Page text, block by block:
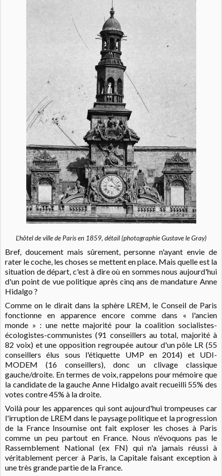
L'hôtel de ville de Paris en 1859, détail (photographie Gustave le Gray)
Bref, doucement mais sûrement, personne n'ayant envie de
rater le coche, les choses se mettent en place. Mais quelle est la
situation de départ, c'est à dire où en sommes nous aujourd'hui
d'un point de vue politique après cinq ans de mandature Anne
Hidalgo ?
Comme on le dirait dans la sphère LREM, le Conseil de Paris
fonctionne en apparence encore comme dans « l'ancien
monde » : une nette majorité pour la coalition socialistes-
écologistes-communistes (91 conseillers au total, majorité à
82 voix) et une opposition regroupée autour d'un pôle LR (55
conseillers élus sous l'étiquette UMP en 2014) et UDI-
MODEM (16 conseillers), donc un clivage classique
gauche/droite. En termes de voix, rappelons pour mémoire que
la candidate de la gauche Anne Hidalgo avait recueilli 55% des
votes contre 45% à la droite.
Voilà pour les apparences qui sont aujourd'hui trompeuses car
l'irruption de LREM dans le paysage politique et la progression
de la France Insoumise ont fait exploser les choses à Paris
comme un peu partout en France. Nous n'évoquons pas le
Rassemblement National (ex FN) qui n'a jamais réussi à
véritablement percer à Paris, la Capitale faisant exception à
une très grande partie de la France.